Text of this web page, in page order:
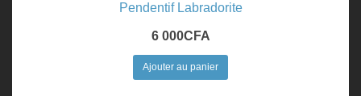
Pendentif Labradorite
6 000CFA
Ajouter au panier